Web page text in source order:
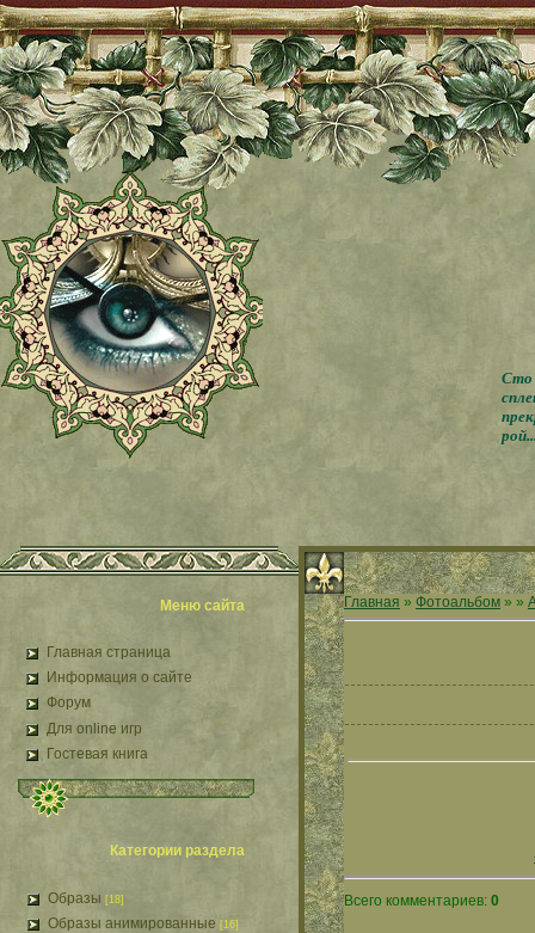
Сто
Меню сайта
Главная страница
Информация о сайте
Форум
Для online игр
Гостевая книга
Категории раздела
Образы [18]
Образы анимированные [16]
Главная » Фотоальбом » »
Всего комментариев: 0